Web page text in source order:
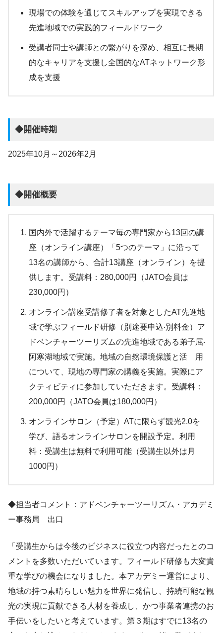
現場での体験を通じてスキルアップを実現できる
先進地域での実践的フィールドワーク
受講者同士や講師との繋がりを深め、相互に長期
的なキャリアを支援し全国的なATネットワーク形
成を支援
◆開催時期
2025年10月～2026年2月
◆開催概要
国内外で活躍するテーマ毎の専門家から13回の講
座（オンライン講座）「5つのテーマ」に沿って
13名の講師から、合計13講座（オンライン）を提
供します。受講料：280,000円（JATO会員は
230,000円）
オンライン講座受講修了者を対象としたAT先進地
域で学ぶフィールド研修（別途要申込‧別料金）ア
ドベンチャーツーリズムの先進地域である弟子屈‧
阿寒湖地域で実施。地域の自然環境保護と活 用
について、現地の専門家の講義を実施。実際にア
クティビティに参加していただきます。受講料：
200,000円（JATO会員は180,000円）
オンラインサロン（予定）ATに限らず観光2.0を
学び、語るオンラインサロンを開設予定。利用
料：受講生は無料で利用可能（受講生以外は月
1000円）
◆担当者コメント：アドベンチャーツーリズム・アカデミ
ー事務局 出口
「受講生からは今後のビジネスに役立つ内容だったとのコ
メントを多数いただいています。フィールド研修も大変貴
重な学びの機会になりました。本アカデミー運営により、
地域の持つ素晴らしい魅力を世界に発信し、持続可能な観
光の実現に貢献できる人材を養成し、かつ事業者連携のお
手伝いをしたいと考えています。第３期はすでに13名の